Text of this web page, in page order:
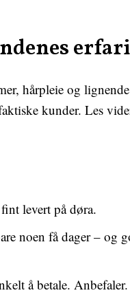
hårpleie og
kunder. Les
levert på døra.
noen få dager – og
å betale. Anbefaler.